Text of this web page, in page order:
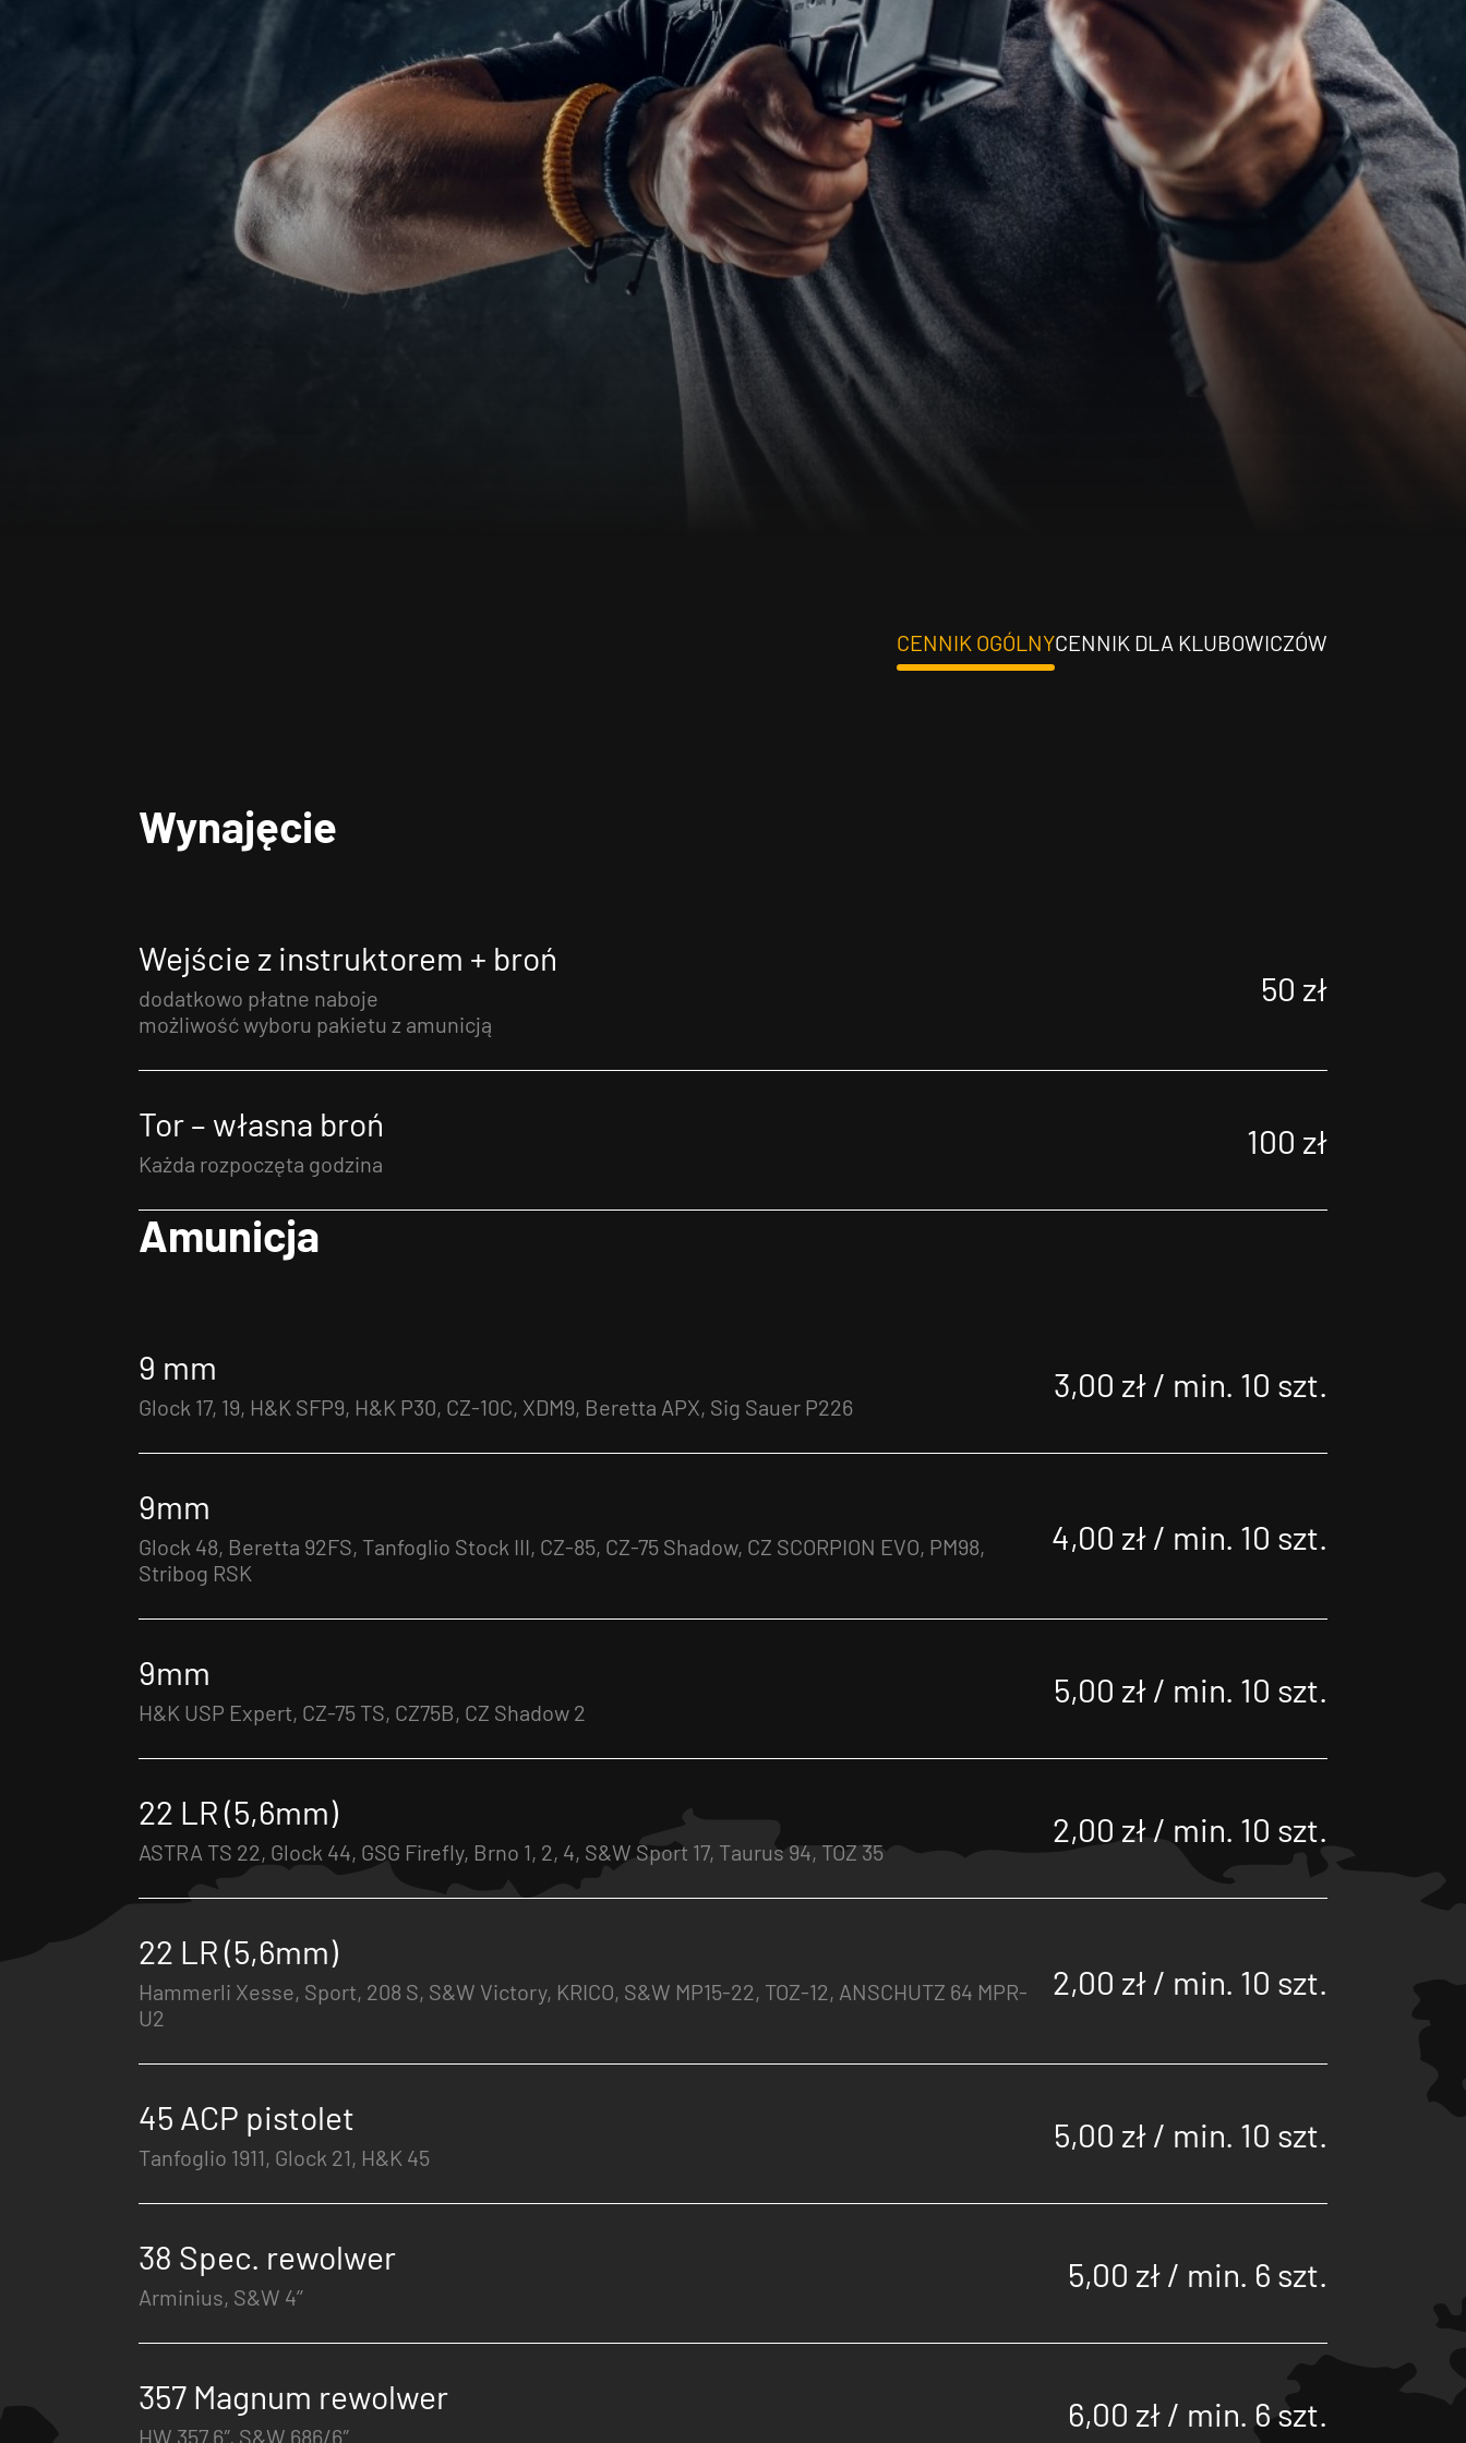
CENNIK OGÓLNYCENNIK DLA KLUBOWICZÓW
Wynajęcie
Wejście z instruktorem + broń
dodatkowo płatne naboje
możliwość wyboru pakietu z amunicją
50 zł
Tor – własna broń
Każda rozpoczęta godzina
100 zł
Amunicja
9 mm
Glock 17, 19, H&K SFP9, H&K P30, CZ-10C, XDM9, Beretta APX, Sig Sauer P226
3,00 zł / min. 10 szt.
9mm
Glock 48, Beretta 92FS, Tanfoglio Stock III, CZ-85, CZ-75 Shadow, CZ SCORPION EVO, PM98,
Stribog RSK
4,00 zł / min. 10 szt.
9mm
H&K USP Expert, CZ-75 TS, CZ75B, CZ Shadow 2
5,00 zł / min. 10 szt.
22 LR (5,6mm)
ASTRA TS 22, Glock 44, GSG Firefly, Brno 1, 2, 4, S&W Sport 17, Taurus 94, TOZ 35
2,00 zł / min. 10 szt.
22 LR (5,6mm)
Hammerli Xesse, Sport, 208 S, S&W Victory, KRICO, S&W MP15-22, TOZ-12, ANSCHUTZ 64 MPR-
U2
2,00 zł / min. 10 szt.
45 ACP pistolet
Tanfoglio 1911, Glock 21, H&K 45
5,00 zł / min. 10 szt.
38 Spec. rewolwer
Arminius, S&W 4’’
5,00 zł / min. 6 szt.
357 Magnum rewolwer
HW 357 6″, S&W 686/6″
6,00 zł / min. 6 szt.